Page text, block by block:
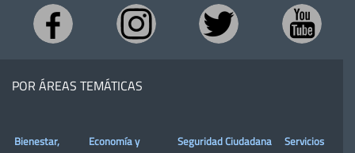
POR ÁREAS TEMÁTICAS
Bienestar,
Economía y
Seguridad Ciudadana
Servicios